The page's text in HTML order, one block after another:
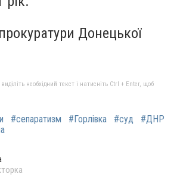
Донецької
необхідний текст і натисніть Ctrl + Enter, щоб
#сепаратизм #Горлівка #суд
#ДНР